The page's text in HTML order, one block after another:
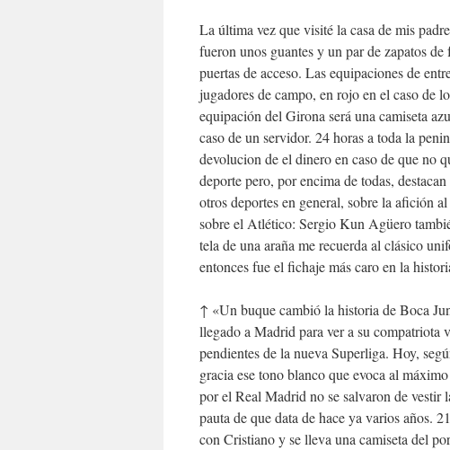
La última vez que visité la casa de mis
fueron unos guantes y un par de zapatos
puertas de acceso. Las equipaciones de
jugadores de campo, en rojo en el caso de
equipación del Girona será una camiseta
caso de un servidor. 24 horas a toda la
devolucion de el dinero en caso de que no
deporte pero, por encima de todas,
otros deportes en general, sobre la afición
sobre el Atlético: Sergio Kun Agüero
tela de una araña me recuerda al clásico
entonces fue el fichaje más caro en la
↑ «Un buque cambió la historia de Boca
llegado a Madrid para ver a su compatriota
pendientes de la nueva Superliga. Hoy,
gracia ese tono blanco que evoca al
por el Real Madrid no se salvaron de vestir
pauta de que data de hace ya varios años.
con Cristiano y se lleva una camiseta del